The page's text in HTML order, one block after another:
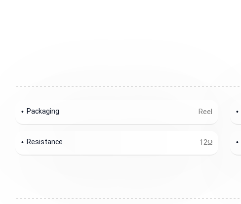
Reel
Packaging
12Ω
Resistance